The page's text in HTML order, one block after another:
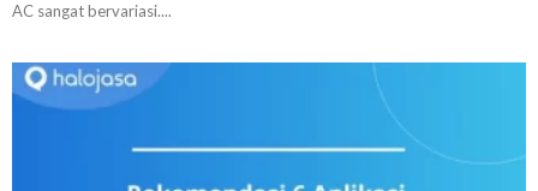
AC sangat bervariasi....